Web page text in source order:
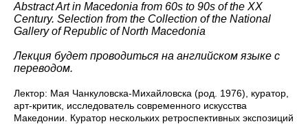
Abstract Art in Macedonia from 60s to 90s of the XX
Century. Selection from the Collection of the National
Gallery of Republic of North Macedonia
Лекция будет проводиться на английском языке с
переводом.
Лектор: Мая Чанкуловска-Михайловска (род. 1976), куратор,
арт-критик, исследователь современного искусства
Македонии. Куратор нескольких ретроспективных экспозиций